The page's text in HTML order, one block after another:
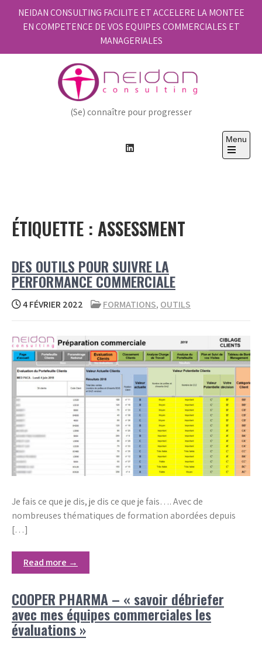
NEIDAN CONSULTING FACILITE ET ACCELERE LA MONTEE
EN COMPETENCE DE VOS EQUIPES COMMERCIALES ET
MANAGERIALES
(Se) connaître pour progresser
Menu
Open
ÉTIQUETTE : ASSESSMENT
DES OUTILS POUR SUIVRE LA
PERFORMANCE COMMERCIALE
4 FÉVRIER 2022 FORMATIONS, OUTILS
Je fais ce que je dis, je dis ce que je fais…. Avec de
nombreuses thématiques de formation abordées depuis
[…]
Read more →
COOPER PHARMA – « savoir débriefer
avec mes équipes commerciales les
évaluations »